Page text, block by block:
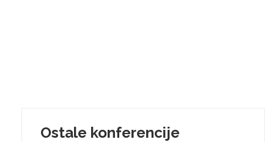
Ostale konferencije